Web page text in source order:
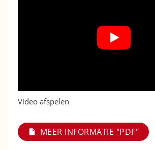
Video afspelen
MEER INFORMATIE "PDF"